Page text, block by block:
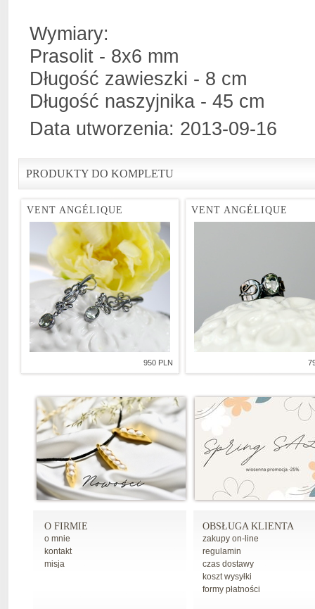
Wymiary:
Prasolit - 8x6 mm
Długość zawieszki - 8 cm
Długość naszyjnika - 45 cm
Data utworzenia: 2013-09-16
PRODUKTY DO KOMPLETU
VENT ANGÉLIQUE
950 PLN
VENT ANGÉLIQUE
O FIRMIE
o mnie
kontakt
misja
OBSŁUGA KLIENTA
zakupy on-line
regulamin
czas dostawy
koszt wysyłki
formy płatności